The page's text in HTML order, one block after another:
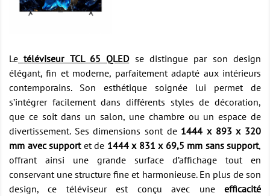
Le téléviseur TCL 65 QLEDse distingue par son design
élégant, fin et moderne, parfaitement adapté aux intérieurs
contemporains. Son esthétique soignée lui permet de
s’intégrer facilement dans différents styles de décoration,
que ce soit dans un salon, une chambre ou un espace de
divertissement. Ses dimensions sont de 1444 x 893 x 320
mm avec supportet de 1444 x 831 x 69,5 mm sans support,
offrant ainsi une grande surface d’affichage tout en
conservant une structure fine et harmonieuse. En plus de son
design, ce téléviseur est conçu avec une efficacité